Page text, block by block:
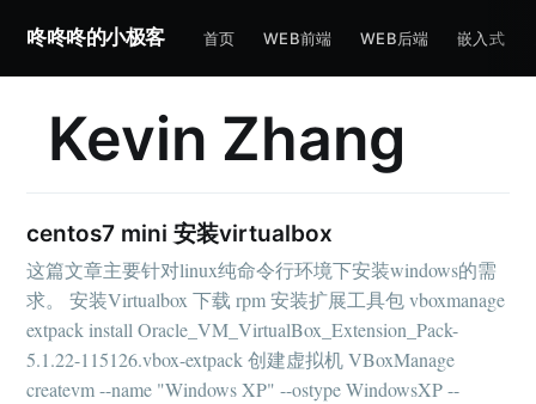
咚咚咚的小极客 首页 WEB前端 WEB后端 嵌入式
Kevin Zhang
centos7 mini 安装virtualbox
这篇文章主要针对linux纯命令行环境下安装windows的需
求。 安装Virtualbox 下载 rpm 安装扩展工具包 vboxmanage
extpack install Oracle_VM_VirtualBox_Extension_Pack-
5.1.22-115126.vbox-extpack 创建虚拟机 VBoxManage
createvm --name "Windows XP" --ostype WindowsXP --